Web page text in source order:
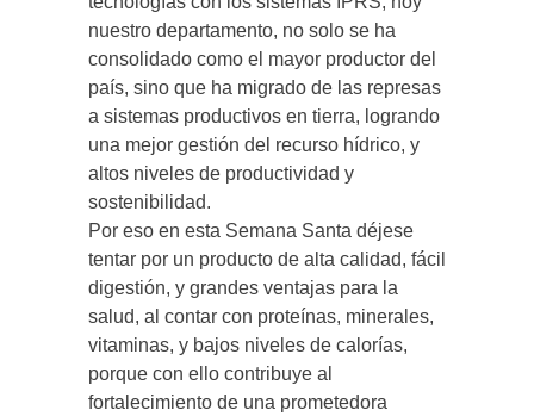
nuestro departamento, no solo se ha
consolidado como el mayor productor del
país, sino que ha migrado de las represas
a sistemas productivos en tierra, logrando
una mejor gestión del recurso hídrico, y
altos niveles de productividad y
sostenibilidad.
Por eso en esta Semana Santa déjese
tentar por un producto de alta calidad, fácil
digestión, y grandes ventajas para la
salud, al contar con proteínas, minerales,
vitaminas, y bajos niveles de calorías,
porque con ello contribuye al
fortalecimiento de una prometedora